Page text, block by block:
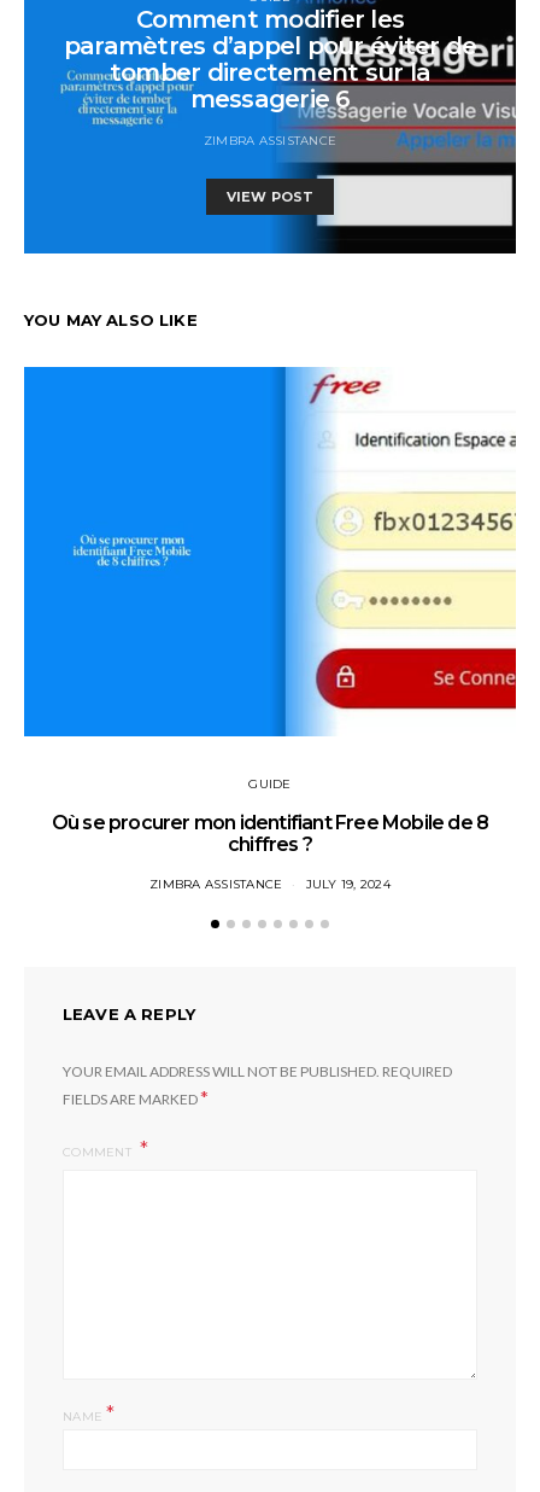
Comment modifier les
paramètres d’appel pour éviter de
tomber directement sur la
messagerie 6
ZIMBRA ASSISTANCE
VIEW POST
YOU MAY ALSO LIKE
GUIDE
Où se procurer mon identifiant Free Mobile de 8
chiffres ?
ZIMBRA ASSISTANCE JULY 19, 2024
LEAVE A REPLY
YOUR EMAIL ADDRESS WILL NOT BE PUBLISHED. REQUIRED
FIELDS ARE MARKED*
COMMENT
NAME *